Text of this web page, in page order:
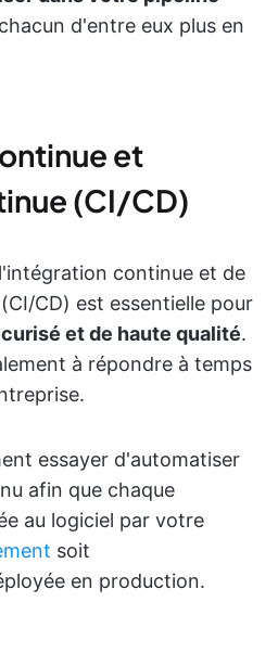
d'entre eux plus en
et
(CI/CD)
continue et de
CD) est essentielle pour
et de haute qualité.
à répondre à temps
essayer d'automatiser
afin que chaque
au logiciel par votre
soit
en production.